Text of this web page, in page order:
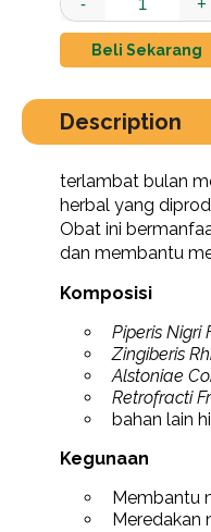
- +
Beli Sekarang
Description
terlambat bulan
herbal yang
Obat ini
dan membantu
Komposisi
Piperis Nigri
Zingiberis
Alstoniae
Retrofracti
bahan lain
Kegunaan
Membantu
Meredakan